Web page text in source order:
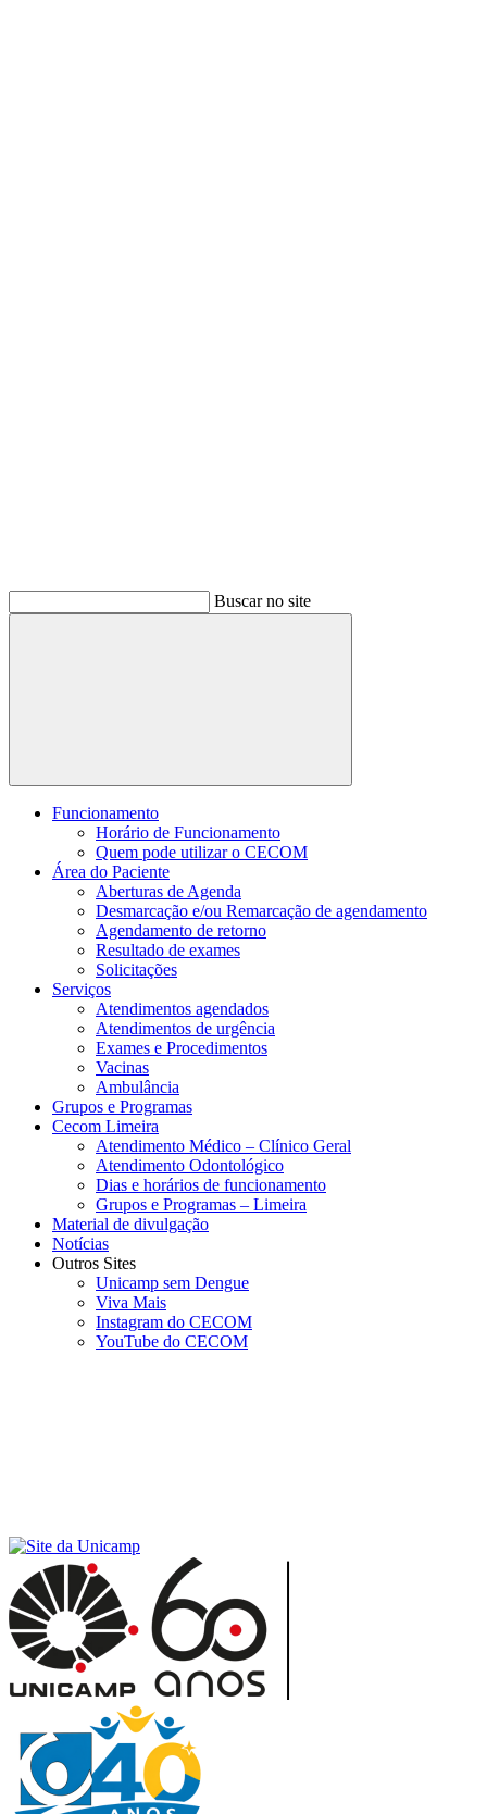
Buscar no site
Buscar
Funcionamento
Horário de Funcionamento
Quem pode utilizar o CECOM
Área do Paciente
Aberturas de Agenda
Desmarcação e/ou Remarcação de agendamento
Agendamento de retorno
Resultado de exames
Solicitações
Serviços
Atendimentos agendados
Atendimentos de urgência
Exames e Procedimentos
Vacinas
Ambulância
Grupos e Programas
Cecom Limeira
Atendimento Médico – Clínico Geral
Atendimento Odontológico
Dias e horários de funcionamento
Grupos e Programas – Limeira
Material de divulgação
Notícias
Outros Sites
Unicamp sem Dengue
Viva Mais
Instagram do CECOM
YouTube do CECOM